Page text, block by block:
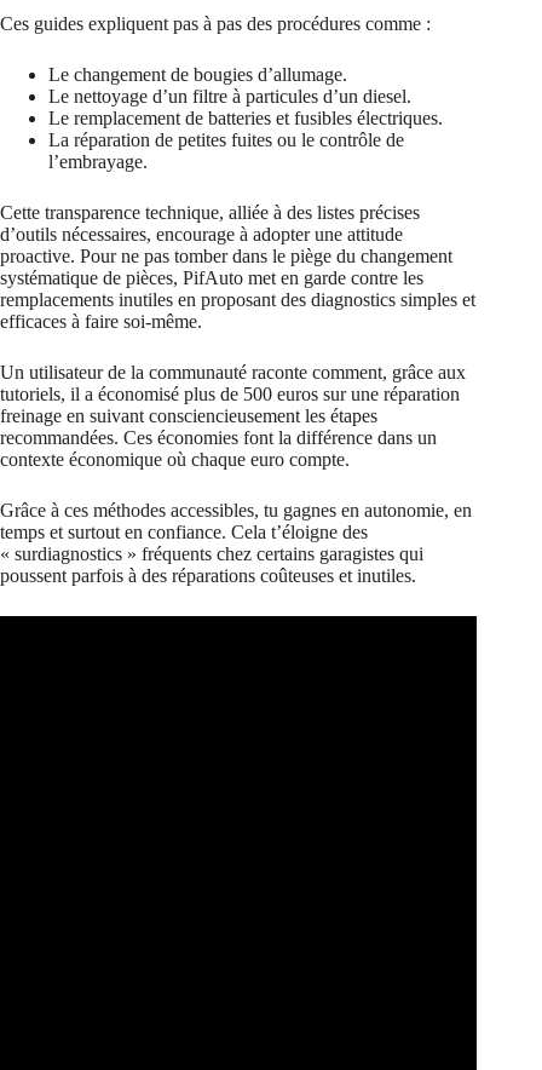
Ces guides expliquent pas à pas des procédures comme :
Le changement de bougies d’allumage.
Le nettoyage d’un filtre à particules d’un diesel.
Le remplacement de batteries et fusibles électriques.
La réparation de petites fuites ou le contrôle de
l’embrayage.
Cette transparence technique, alliée à des listes précises
d’outils nécessaires, encourage à adopter une attitude
proactive. Pour ne pas tomber dans le piège du changement
systématique de pièces, PifAuto met en garde contre les
remplacements inutiles en proposant des diagnostics simples et
efficaces à faire soi-même.
Un utilisateur de la communauté raconte comment, grâce aux
tutoriels, il a économisé plus de 500 euros sur une réparation
freinage en suivant consciencieusement les étapes
recommandées. Ces économies font la différence dans un
contexte économique où chaque euro compte.
Grâce à ces méthodes accessibles, tu gagnes en autonomie, en
temps et surtout en confiance. Cela t’éloigne des
« surdiagnostics » fréquents chez certains garagistes qui
poussent parfois à des réparations coûteuses et inutiles.